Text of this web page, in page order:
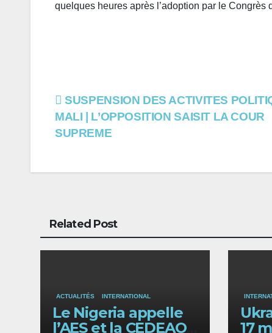
quelques heures après l’adoption par le Congrès
Navigation
de
SUSPENSION DES ACTIVITES
MALI | L’OPPOSITION SAISIT LA COUR
SUPREME
Related Post
ACTUALITÉS INTERNATIONAL
Le Nigeria appelle
l’AES et la CEDEAO
17